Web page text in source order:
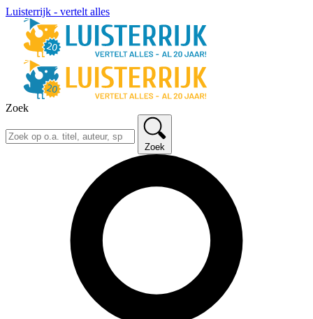
Luisterrijk - vertelt alles
Zoek
Zoek